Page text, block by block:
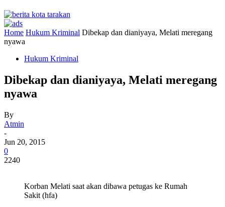
Home Hukum Kriminal Dibekap dan dianiyaya, Melati meregang
nyawa
Hukum Kriminal
Dibekap dan dianiyaya, Melati meregang
nyawa
By
Atmin
-
Jun 20, 2015
0
2240
Korban Melati saat akan dibawa petugas ke Rumah
Sakit (hfa)